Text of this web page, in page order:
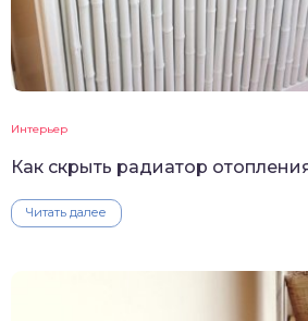
Интерьер
Как скрыть радиатор
Читать далее